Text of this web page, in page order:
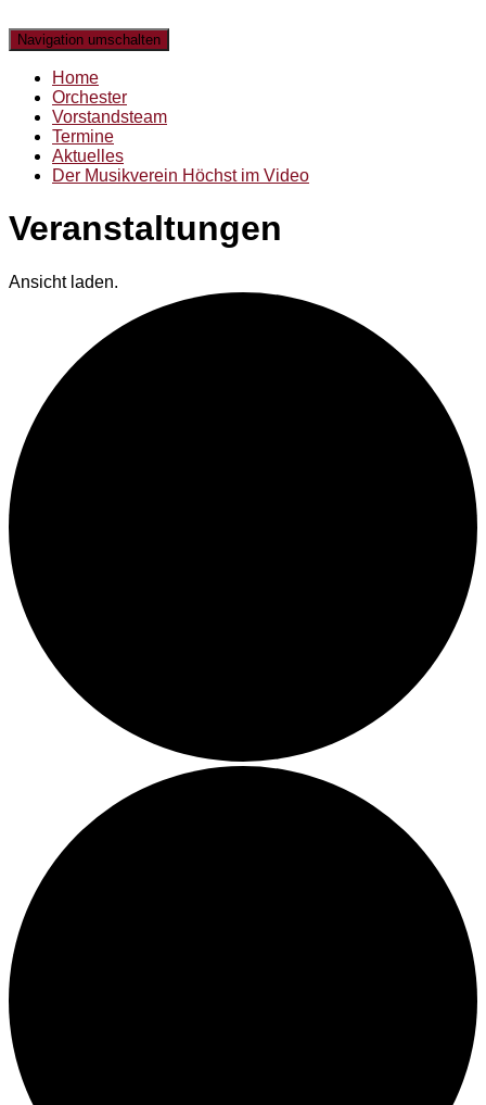
Navigation umschalten
Home
Orchester
Vorstandsteam
Termine
Aktuelles
Der Musikverein Höchst im Video
Veranstaltungen
Ansicht laden.